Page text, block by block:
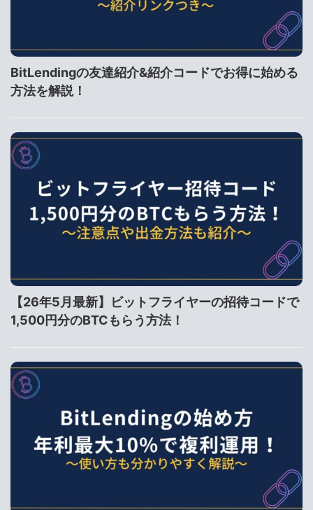
BitLendingの友達紹介&紹介コードでお得に始める
方法を解説！
【26年5月最新】ビットフライヤーの招待コードで
1,500円分のBTCもらう方法！